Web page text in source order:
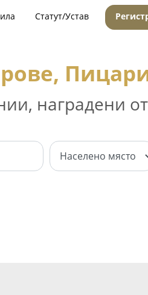
Статут/Устав
наградени